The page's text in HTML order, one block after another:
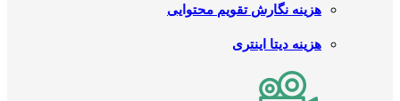
هزینه نگارش تقویم محتوایی
هزینه دیتا اینتری